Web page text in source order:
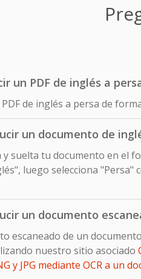
un PDF de inglés a
de inglés a persa de
un documento de
suelta tu documento en el
luego selecciona "Persa"
un documento
escaneado de un
nuestro sitio asociado
y JPG mediante OCR a un